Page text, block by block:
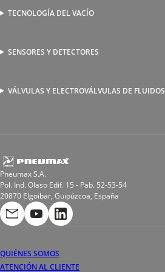
Válvulas complementarias
Racores rápidos
Reguladores de caudal
Racores para soldadura
TECNOLOGÍA DEL VACÍO
Ventosas
Válvulas y electroválvulas
SENSORES Y DETECTORES
Detectores magnéticos
VÁLVULAS Y ELECTROVÁLVULAS DE FLUIDOS
Electroválvulas de acción directa
Bobinas
Pneumax S.A.
Pol. Ind. Olaso Edif. 15 - Pab. 52-53-54
20870 Elgoibar, Guipúzcoa, España
QUIÉNES SOMOS
ATENCIÓN AL CLIENTE